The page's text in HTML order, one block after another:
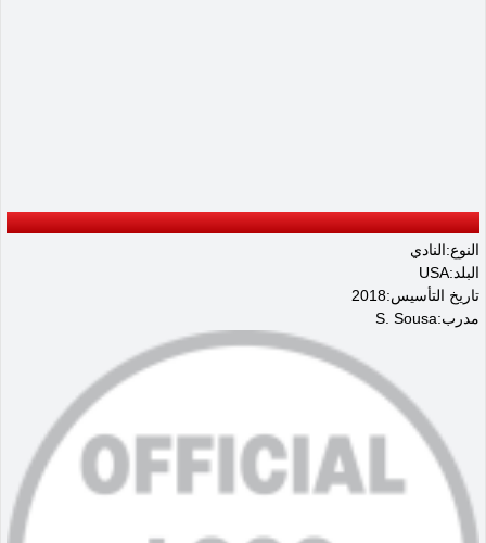
النوع:النادي
البلد:USA
تاريخ التأسيس:2018
مدرب:S. Sousa